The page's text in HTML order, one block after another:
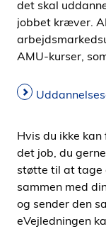
det skal
jobbet kræver.
AMU-kurser,
Hvis du ikke
det job, du
støtte til at tage
sammen med
og sender den
eVejledningen